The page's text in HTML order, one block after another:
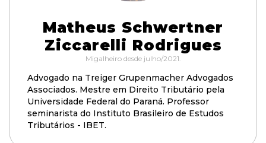
Matheus Schwertner
Ziccarelli Rodrigues
Migalheiro desde julho/2021.
Advogado na Treiger Grupenmacher Advogados
Associados. Mestre em Direito Tributário pela
Universidade Federal do Paraná. Professor
seminarista do Instituto Brasileiro de Estudos
Tributários - IBET.